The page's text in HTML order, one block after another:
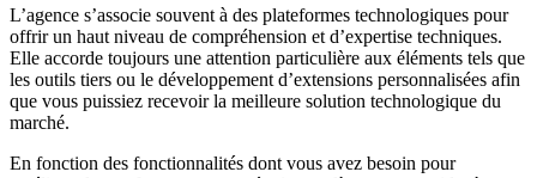
L’agence s’associe souvent à des plateformes technologiques pour
offrir un haut niveau de compréhension et d’expertise techniques.
Elle accorde toujours une attention particulière aux éléments tels que
les outils tiers ou le développement d’extensions personnalisées afin
que vous puissiez recevoir la meilleure solution technologique du
marché.
En fonction des fonctionnalités dont vous avez besoin pour